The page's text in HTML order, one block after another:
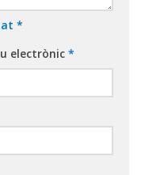
*
electrònic *